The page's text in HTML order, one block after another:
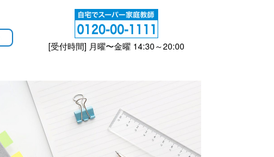
[受付時間] 月曜〜金曜 14:30～20:00